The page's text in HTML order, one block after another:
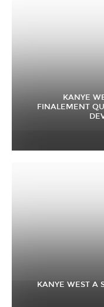
KANYE
FINALEMENT
KANYE WEST A